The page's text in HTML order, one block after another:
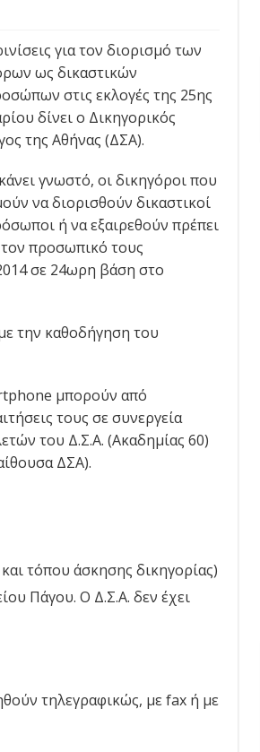
για τον διορισμό των
ως δικαστικών
στις εκλογές της 25ης
δίνει ο Δικηγορικός
της Αθήνας (ΔΣΑ).
γνωστό, οι δικηγόροι που
να διορισθούν δικαστικοί
ή να εξαιρεθούν πρέπει
προσωπικό τους
σε 24ωρη βάση στο
την καθοδήγηση του
μπορούν από
τους σε συνεργεία
του Δ.Σ.Α. (Ακαδημίας 60)
ΔΣΑ).
τόπου άσκησης δικηγορίας)
Πάγου. Ο Δ.Σ.Α. δεν έχει
τηλεγραφικώς, με fax ή με